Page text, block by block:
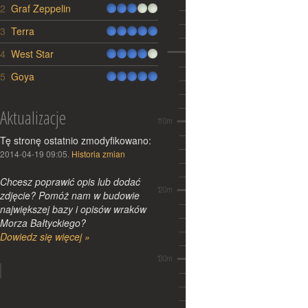
Nurkowie odkryli w Bałtyku
wrak okrętu wojennego z 1914r.
Dobrze znana naszym czytelnikom
fińska grupa nurków Badewanne,
zidentyfikowała wrak
rosyjskiegookrętu z czasów I
Wojny...
Więcej »
Tomasz Stachura trzecim
polakiem z okładką w
zagranicznym wydaniu National
2 Graf Zeppelin
3 Terra
4 West Star
5 Goya
Aktualizacje
Tę stronę ostatnio zmodyfikowano:
2014-04-19 09:05. Historia zmian
Chcesz poprawić opis lub dodać
zdjęcie? Pomóż nam w budowie
największej bazy i opisów wraków
Morza Bałtyckiego?
Dowiedz się więcej »
Zmiany